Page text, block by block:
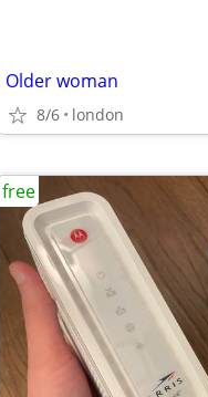
Older woman
8/6 london
free